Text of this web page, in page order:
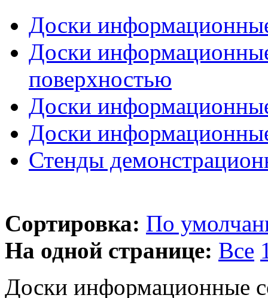
Доски
Доски
поверхностью
Доски
Доски
Стенды
Сортировка: По
На одной странице: Все
Доски информационные